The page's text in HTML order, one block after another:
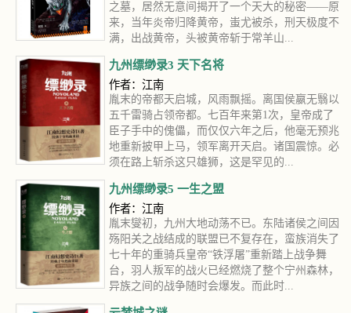
之墓，居然无意间揭开了一个天大的秘密——原
来，当年炎帝归降黄帝，蚩尤被杀，刑天极度不
满，出战黄帝，头被黄帝斩于常羊山...
九州缥缈录3 天下名将
作者：江南
胤末的帝都天启城，风雨飘摇。离国侯嬴无翳以
五千雷骑占领帝都。七百年来第1次，皇帝成了
臣子手中的傀儡，而仅仅六年之后，他毫无预兆
地重新披甲上马，领军离开天启。诸国震惊。必
须在路上斩杀这只雄狮，这是罕见的...
九州缥缈录5 一生之盟
作者：江南
胤末燮初，九州大地动荡不已。东陆诸侯之间因
殇阳关之战结成的联盟已不复存在，蛮族消失了
七十年的重骑兵皇帝“铁浮屠”重新踏上战争舞
台，羽人叛军的战火已经燃烧了整个宁州森林，
异族之间的战争随时会爆发。而此时...